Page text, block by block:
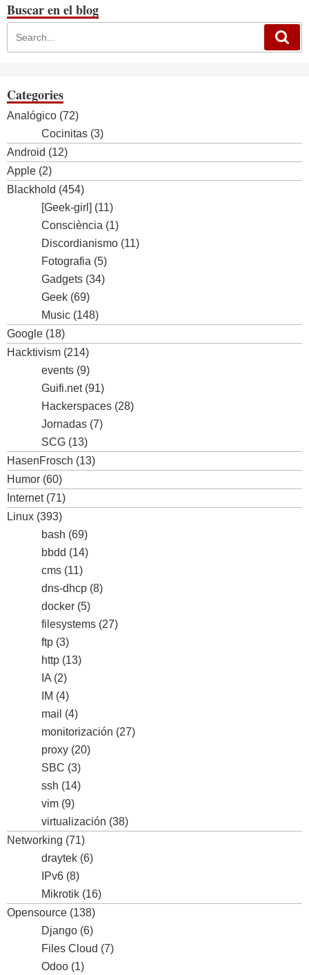
Buscar en el blog
Categories
Analógico (72)
Cocinitas (3)
Android (12)
Apple (2)
Blackhold (454)
[Geek-girl] (11)
Consciència (1)
Discordianismo (11)
Fotografia (5)
Gadgets (34)
Geek (69)
Music (148)
Google (18)
Hacktivism (214)
events (9)
Guifi.net(91)
Hackerspaces (28)
Jornadas (7)
SCG (13)
HasenFrosch (13)
Humor (60)
Internet(71)
Linux (393)
bash (69)
bbdd (14)
cms (11)
dns-dhcp (8)
docker (5)
filesystems (27)
ftp (3)
http (13)
IA (2)
IM (4)
mail (4)
monitorización (27)
proxy (20)
SBC (3)
ssh (14)
vim (9)
virtualización (38)
Networking (71)
draytek (6)
IPv6 (8)
Mikrotik (16)
Opensource (138)
Django (6)
Files Cloud (7)
Odoo (1)